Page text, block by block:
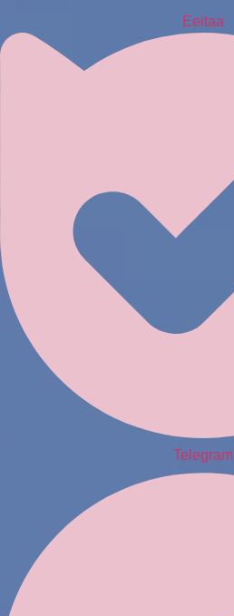
Eeitaa
Telegram